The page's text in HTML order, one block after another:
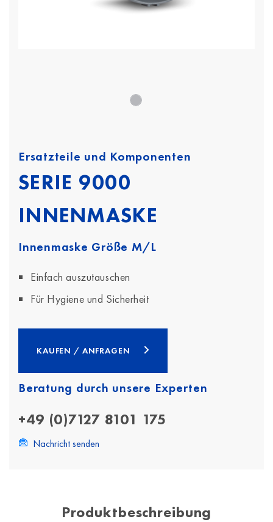
Ersatzteile und Komponenten
SERIE 9000
INNENMASKE
Innenmaske Größe M/L
Einfach auszutauschen
Für Hygiene und Sicherheit
KAUFEN / ANFRAGEN
Beratung durch unsere Experten
+49 (0)7127 8101 175
Nachricht senden
Produktbeschreibung